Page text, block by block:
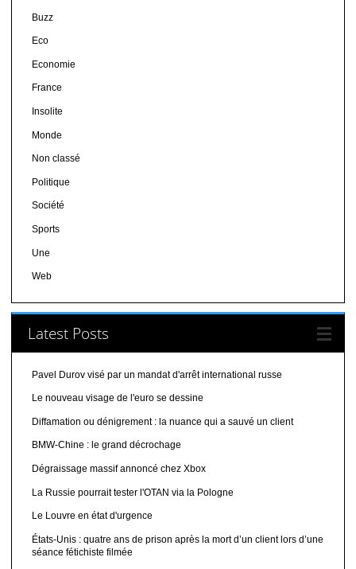
Buzz
Eco
Economie
France
Insolite
Monde
Non classé
Politique
Société
Sports
Une
Web
Latest Posts
Pavel Durov visé par un mandat d'arrêt international russe
Le nouveau visage de l'euro se dessine
Diffamation ou dénigrement : la nuance qui a sauvé un client
BMW-Chine : le grand décrochage
Dégraissage massif annoncé chez Xbox
La Russie pourrait tester l'OTAN via la Pologne
Le Louvre en état d'urgence
États-Unis : quatre ans de prison après la mort d’un client lors d’une
séance fétichiste filmée